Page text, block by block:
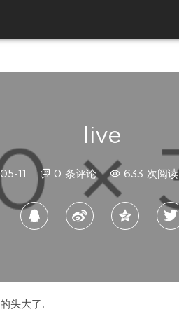
live
11 0 条评论 633 次阅读
头大了.